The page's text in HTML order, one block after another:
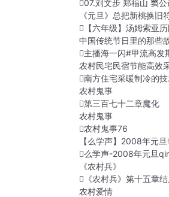
07.刘文步 郑福山 窦
《元旦》总把新桃换旧
【六年级】汤姆索亚
中国传统节日里的那些
主播海一闪#甲流高发
农村民宅民宿节能高效
南方住宅采暖制冷的
农村鬼事
第三百七十二章魔化
农村鬼事
农村鬼事76
【么学声】2008年元
么学声-2008年元旦
《农村兵》
《农村兵》第十五章
农村爱情